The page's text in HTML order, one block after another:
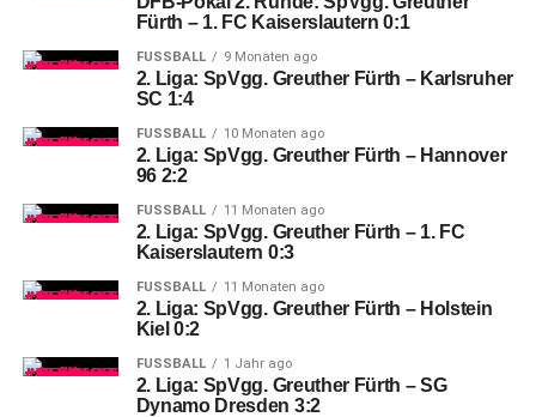
Fürth – 1. FC Kaiserslautern 0:1
FUSSBALL 9 Monaten ago
2. Liga: SpVgg. Greuther Fürth – Karlsruher
SC 1:4
FUSSBALL 10 Monaten ago
2. Liga: SpVgg. Greuther Fürth – Hannover
96 2:2
FUSSBALL 11 Monaten ago
2. Liga: SpVgg. Greuther Fürth – 1. FC
Kaiserslautern 0:3
FUSSBALL 11 Monaten ago
2. Liga: SpVgg. Greuther Fürth – Holstein
Kiel 0:2
FUSSBALL 1 Jahr ago
2. Liga: SpVgg. Greuther Fürth – SG
Dynamo Dresden 3:2